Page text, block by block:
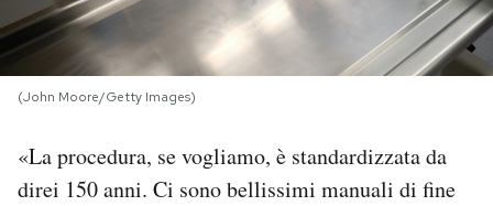
I MIEI PREFERITI
SHOP
CALENDARIO
(John Moore/Getty Images)
«La procedura, se vogliamo, è standardizzata da
direi 150 anni. Ci sono bellissimi manuali di fine